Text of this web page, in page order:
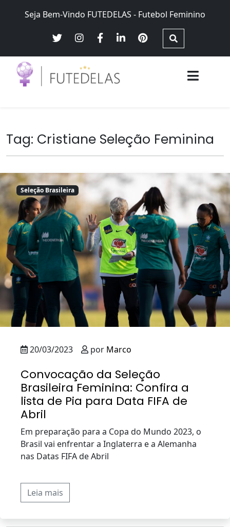
Seja Bem-Vindo FUTEDELAS - Futebol Feminino
Futedelas – Futebol Feminino
Futebol Feminino no Brasil – Brasileirão Futebol Feminino,
Seleção Brasileira Feminina, equidade e justiça de gênero
Tag: Cristiane Seleção Feminina
Seleção Brasileira
20/03/2023 por Marco
Convocação da Seleção
Brasileira Feminina: Confira a
lista de Pia para Data FIFA de
Abril
Em preparação para a Copa do Mundo 2023, o
Brasil vai enfrentar a Inglaterra e a Alemanha
nas Datas FIFA de Abril
Leia mais